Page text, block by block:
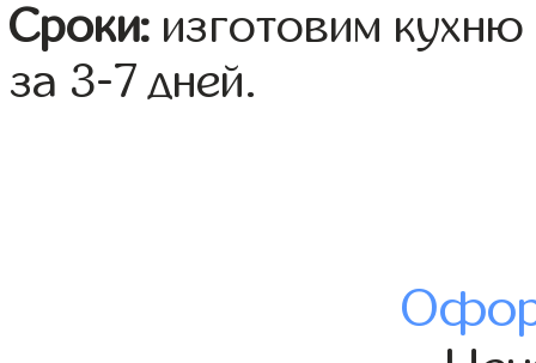
Сроки: изготовим
за 3-7 дней.